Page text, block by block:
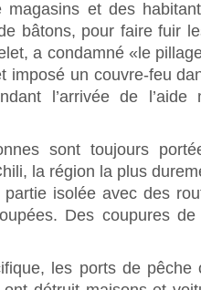
magasins et des
bâtons, pour faire fuir
a condamné «le
imposé un couvre-feu
l’arrivée de l’aide
sont toujours
la région la plus
isolée avec des
Des coupures
les ports de pêche